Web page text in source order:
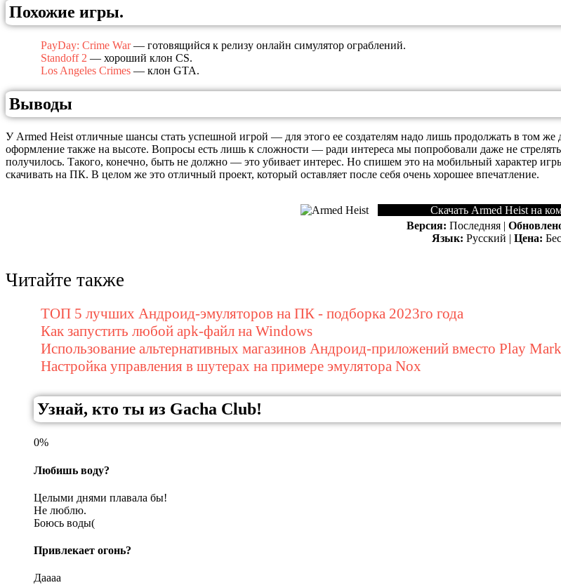
Похожие игры.
PayDay: Crime War— готовящийся к релизу онлайн симулятор ограблений.
Standoff 2 — хороший клон CS.
Los Angeles Crimes — клон GTA.
Выводы
У Armed Heist отличные шансы стать успешной игрой — для этого ее создателям надо лишь продолжать в том же
оформление также на высоте. Вопросы есть лишь к сложности — ради интереса мы попробовали даже не
получилось. Такого, конечно, быть не должно — это убивает интерес. Но спишем это на мобильный характер
скачивать на ПК. В целом же это отличный проект, который оставляет после себя очень хорошее впечатление.
Скачать Armed Heist на
Версия: Последняя |
Язык: Русский | Цена:
Читайте также
ТОП 5 лучших Андроид-эмуляторов на ПК - подборка 2023го года
Как запустить любой apk-файл на Windows
Использование альтернативных магазинов Андроид-приложений вместо Play
Настройка управления в шутерах на примере эмулятора Nox
Узнай, кто ты из Gacha Club!
0%
Любишь воду?
Целыми днями плавала бы!
Не люблю.
Боюсь воды(
Привлекает огонь?
Даааа